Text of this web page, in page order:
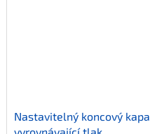
Nastavitelný koncový